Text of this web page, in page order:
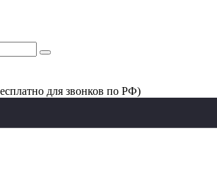
для звонков по РФ)